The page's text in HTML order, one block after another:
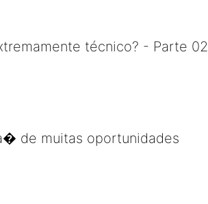
técnico? - Parte 02
de muitas oportunidades